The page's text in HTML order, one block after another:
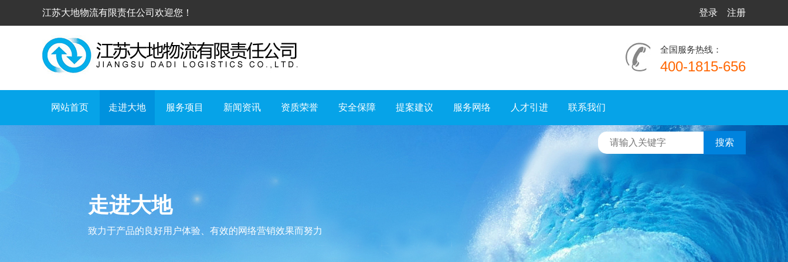
江苏大地物流有限责任公司欢迎您！ 登录 注册
全国服务热线：
400-1815-656
网站首页 走进大地 服务项目 新闻资讯 资质荣誉 安全保障 提案建议 服务网络 人才引进 联系我们
走进大地
致力于产品的良好用户体验、有效的网络营销效果而努力